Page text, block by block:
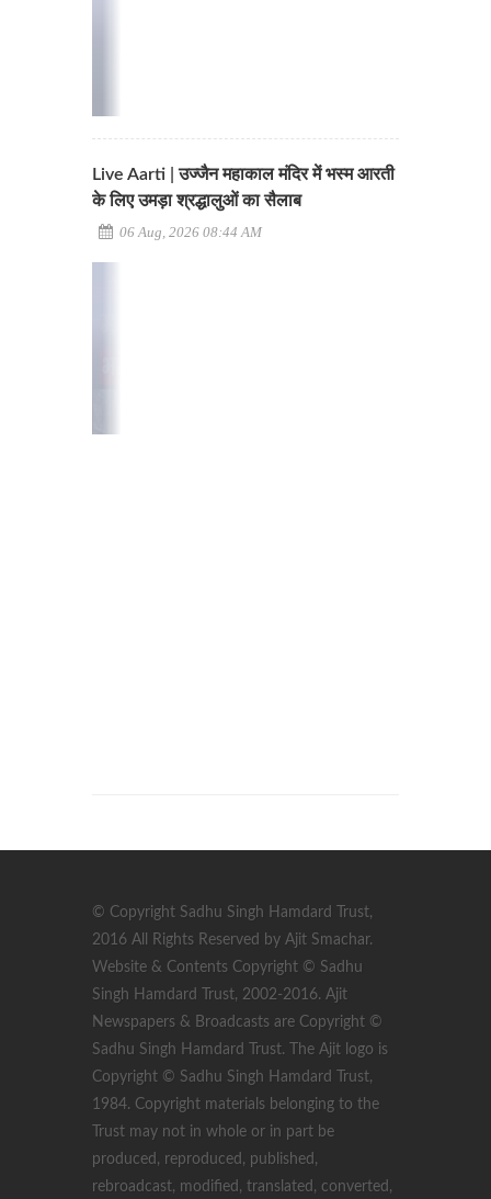
Live Aarti | उज्जैन महाकाल मंदिर में भस्म आरती
के लिए उमड़ा श्रद्धालुओं का सैलाब
06 Aug, 2026 08:44 AM
© Copyright Sadhu Singh Hamdard Trust,
2016 All Rights Reserved by Ajit Smachar.
Website & Contents Copyright © Sadhu
Singh Hamdard Trust, 2002-2016. Ajit
Newspapers & Broadcasts are Copyright ©
Sadhu Singh Hamdard Trust. The Ajit logo is
Copyright © Sadhu Singh Hamdard Trust,
1984. Copyright materials belonging to the
Trust may not in whole or in part be
produced, reproduced, published,
rebroadcast, modified, translated, converted,